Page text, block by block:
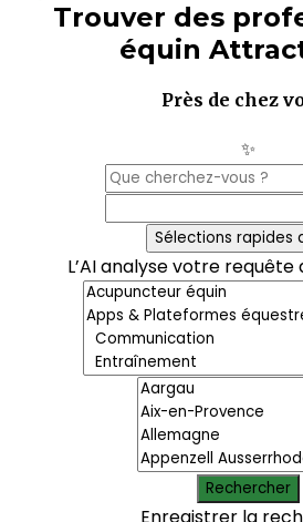
Trouver des
équin
Près de chez
✨
Sélections rapides
L’AI analyse votre requête
Rechercher
Enregistrer la